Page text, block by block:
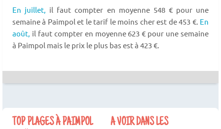
En juillet,
il faut compter en moyenne 548 € pour une
semaine à Paimpol et le tarif le moins cher est de 453 €. En
août, il faut compter en moyenne 623 € pour une semaine
à Paimpol mais le prix le plus bas est à 423 €.
TOP PLAGES À PAIMPOL
A VOIR DANS LES